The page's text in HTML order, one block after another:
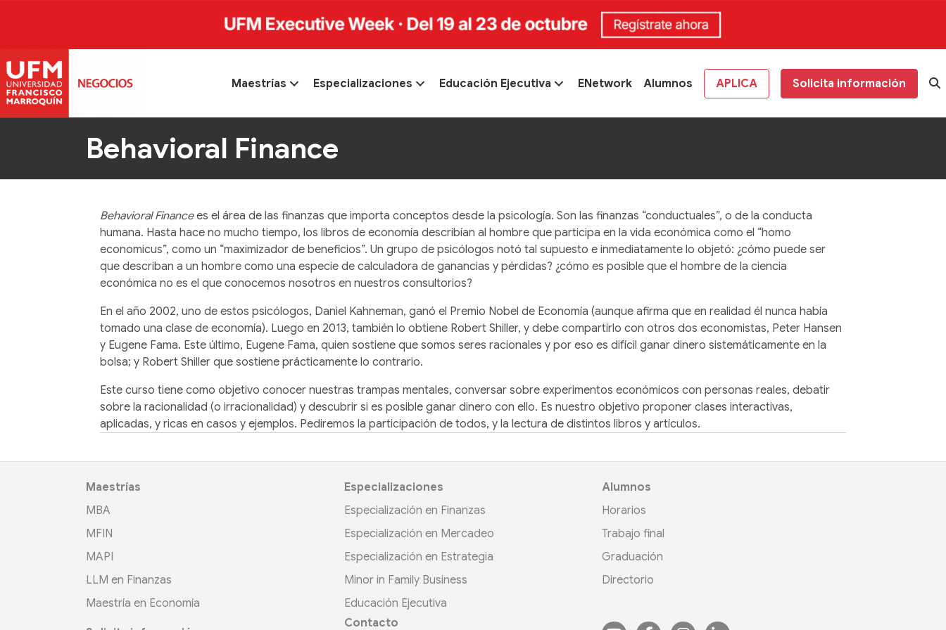
Maestrías Especializaciones Educación Ejecutiva ENetwork Alumnos APLICA Solicita información
Behavioral Finance
Behavioral Financees el área de las finanzas que importa conceptos desde la psicología. Son las finanzas “conductuales”, o de la conducta
humana. Hasta hace no mucho tiempo, los libros de economía describían al hombre que participa en la vida económica como el “homo
economicus”, como un “maximizador de beneficios”. Un grupo de psicólogos notó tal supuesto e inmediatamente lo objetó: ¿cómo puede ser
que describan a un hombre como una especie de calculadora de ganancias y pérdidas? ¿cómo es posible que el hombre de la ciencia
económica no es el que conocemos nosotros en nuestros consultorios?
En el año 2002, uno de estos psicólogos, Daniel Kahneman, ganó el Premio Nobel de Economía (aunque afirma que en realidad él nunca había
tomado una clase de economía). Luego en 2013, también lo obtiene Robert Shiller, y debe compartirlo con otros dos economistas, Peter Hansen
y Eugene Fama. Este último, Eugene Fama, quien sostiene que somos seres racionales y por eso es difícil ganar dinero sistemáticamente en la
bolsa; y Robert Shiller que sostiene prácticamente lo contrario.
Este curso tiene como objetivo conocer nuestras trampas mentales, conversar sobre experimentos económicos con personas reales, debatir
sobre la racionalidad (o irracionalidad) y descubrir si es posible ganar dinero con ello. Es nuestro objetivo proponer clases interactivas,
aplicadas, y ricas en casos y ejemplos. Pediremos la participación de todos, y la lectura de distintos libros y artículos.
Maestrías
MBA
MFIN
MAPI
LLM en Finanzas
Maestría en Economía
Especializaciones
Especialización en Finanzas
Especialización en Mercadeo
Especialización en Estrategia
Minor in Family Business
Educación Ejecutiva
Alumnos
Horarios
Trabajo final
Graduación
Directorio
Contacto